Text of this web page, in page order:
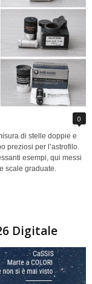
0
di stelle doppie e
preziosi per l’astrofilo.
esempi, qui messi
scale graduate.
Digitale